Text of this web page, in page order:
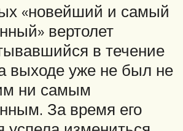
«новейший и самый
вертолет
в течение
выходе уже не был не
ни самым
За время его